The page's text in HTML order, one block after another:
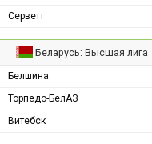
Серветт
Беларусь: Высшая лига
Белшина
Торпедо-БелАЗ
Витебск